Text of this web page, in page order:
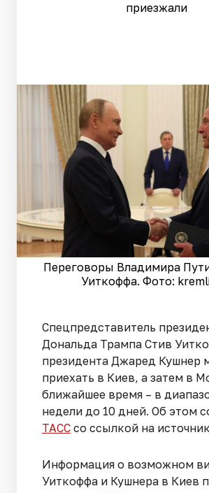
приезжали
Переговоры Владимира
Уиткоффа. Фото:
Спецпредставитель
Дональда Трампа Стив
президента Джаред Кушнер
приехать в Киев, а затем в
ближайшее время – в
недели до 10 дней. Об этом
ТАСС со ссылкой на
Информация о возможном
Уиткоффа и Кушнера в Киев